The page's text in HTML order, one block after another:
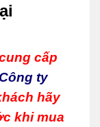
cấp
Công ty
hãy
khi mua